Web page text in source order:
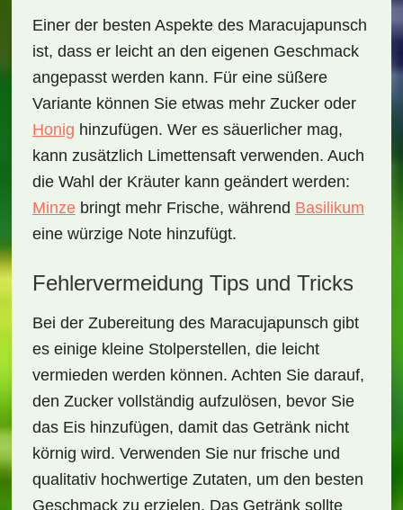
Einer der besten Aspekte des Maracujapunsch
ist, dass er leicht an den eigenen Geschmack
angepasst werden kann. Für eine süßere
Variante können Sie etwas mehr Zucker oder
Honig hinzufügen. Wer es säuerlicher mag,
kann zusätzlich Limettensaft verwenden. Auch
die Wahl der Kräuter kann geändert werden:
Minzebringt mehr Frische, während Basilikum
eine würzige Note hinzufügt.
Fehlervermeidung Tips und Tricks
Bei der Zubereitung des Maracujapunsch gibt
es einige kleine Stolperstellen, die leicht
vermieden werden können. Achten Sie darauf,
den Zucker vollständig aufzulösen, bevor Sie
das Eis hinzufügen, damit das Getränk nicht
körnig wird. Verwenden Sie nur frische und
qualitativ hochwertige Zutaten, um den besten
Geschmack zu erzielen. Das Getränk sollte